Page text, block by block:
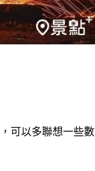
可以多聯想一些數